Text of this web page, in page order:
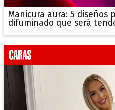
Manicura aura: 5 diseños
difuminado que será